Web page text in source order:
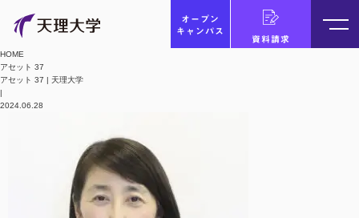
オープン
キャンパス
資料請求
HOME
アセット 37
アセット 37 | 天理大学
|
2024.06.28